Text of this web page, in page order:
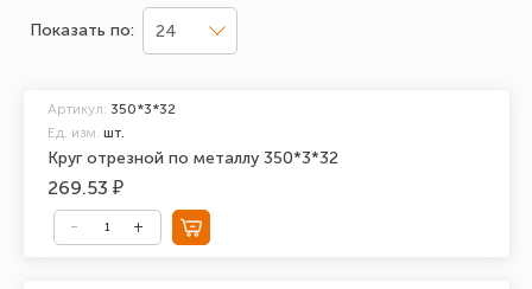
Показать по: 24
Круг отрезной по металлу 350*3*32
Артикул: 350*3*32
Ед. изм. шт.
269.53 ₽